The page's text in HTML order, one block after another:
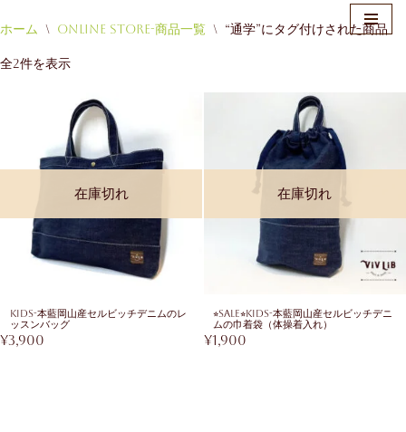
ン
ッ
ホーム \ Online Store-商品一覧 \ “通学”にタグ付けされた商品
全2件を表示
在庫切れ
KIDS-本藍岡山産セルビッチデニムのレ
ッスンバッグ
¥3,900
在庫切れ
⭐︎SALE⭐︎KIDS-本藍岡山産セルビッチデニ
ムの巾着袋（体操着入れ）
¥1,900